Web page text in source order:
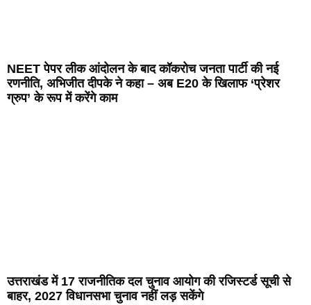
NEET पेपर लीक आंदोलन के बाद कॉकरोच जनता पार्टी की नई
रणनीति, अभिजीत दीपके ने कहा – अब E20 के खिलाफ ‘प्रेशर
ग्रुप’ के रूप में करेंगे काम
उत्तराखंड में 17 राजनीतिक दल चुनाव आयोग की रजिस्टर्ड सूची से
बाहर, 2027 विधानसभा चुनाव नहीं लड़ सकेंगे